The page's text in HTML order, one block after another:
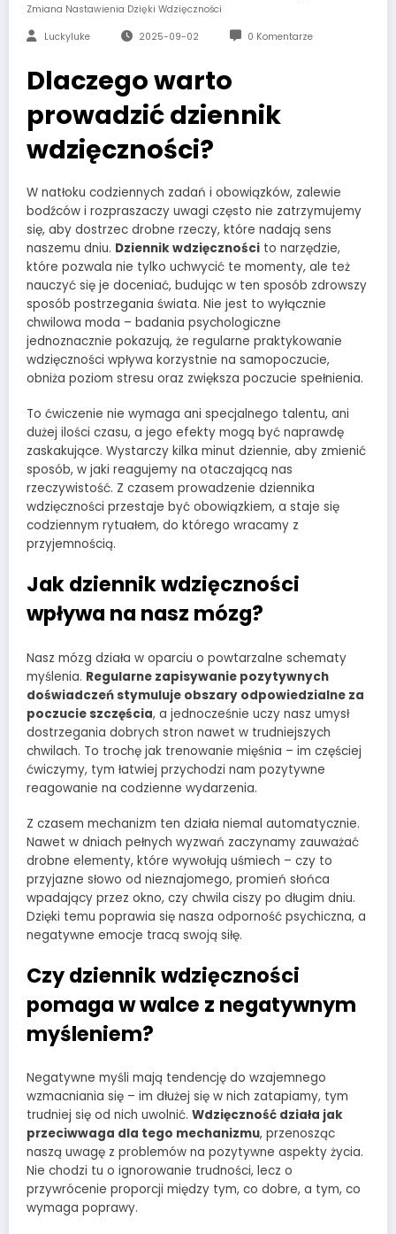
Zmiana Nastawienia Dzięki Wdzięczności
Luckyluke 2025-09-02 0 Komentarze
Dlaczego warto
prowadzić dziennik
wdzięczności?
W natłoku codziennych zadań i obowiązków, zalewie
bodźców i rozpraszaczy uwagi często nie zatrzymujemy
się, aby dostrzec drobne rzeczy, które nadają sens
naszemu dniu. Dziennik wdzięczności to narzędzie,
które pozwala nie tylko uchwycić te momenty, ale też
nauczyć się je doceniać, budując w ten sposób zdrowszy
sposób postrzegania świata. Nie jest to wyłącznie
chwilowa moda – badania psychologiczne
jednoznacznie pokazują, że regularne praktykowanie
wdzięczności wpływa korzystnie na samopoczucie,
obniża poziom stresu oraz zwiększa poczucie spełnienia.
To ćwiczenie nie wymaga ani specjalnego talentu, ani
dużej ilości czasu, a jego efekty mogą być naprawdę
zaskakujące. Wystarczy kilka minut dziennie, aby zmienić
sposób, w jaki reagujemy na otaczającą nas
rzeczywistość. Z czasem prowadzenie dziennika
wdzięczności przestaje być obowiązkiem, a staje się
codziennym rytuałem, do którego wracamy z
przyjemnością.
Jak dziennik wdzięczności
wpływa na nasz mózg?
Nasz mózg działa w oparciu o powtarzalne schematy
myślenia. Regularne zapisywanie pozytywnych
doświadczeń stymuluje obszary odpowiedzialne za
poczucie szczęścia, a jednocześnie uczy nasz umysł
dostrzegania dobrych stron nawet w trudniejszych
chwilach. To trochę jak trenowanie mięśnia – im częściej
ćwiczymy, tym łatwiej przychodzi nam pozytywne
reagowanie na codzienne wydarzenia.
Z czasem mechanizm ten działa niemal automatycznie.
Nawet w dniach pełnych wyzwań zaczynamy zauważać
drobne elementy, które wywołują uśmiech – czy to
przyjazne słowo od nieznajomego, promień słońca
wpadający przez okno, czy chwila ciszy po długim dniu.
Dzięki temu poprawia się nasza odporność psychiczna, a
negatywne emocje tracą swoją siłę.
Czy dziennik wdzięczności
pomaga w walce z negatywnym
myśleniem?
Negatywne myśli mają tendencję do wzajemnego
wzmacniania się – im dłużej się w nich zatapiamy, tym
trudniej się od nich uwolnić. Wdzięczność działa jak
przeciwwaga dla tego mechanizmu, przenosząc
naszą uwagę z problemów na pozytywne aspekty życia.
Nie chodzi tu o ignorowanie trudności, lecz o
przywrócenie proporcji między tym, co dobre, a tym, co
wymaga poprawy.